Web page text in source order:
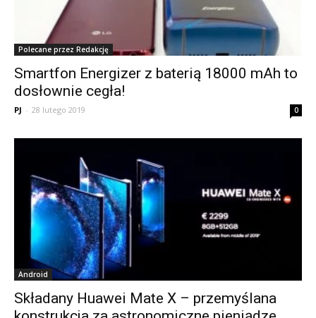
Polecane przez Redakcję
Smartfon Energizer z baterią 18000 mAh to
dosłownie cegła!
PJ - 28 lutego 2019 0
Android
Składany Huawei Mate X – przemyślana